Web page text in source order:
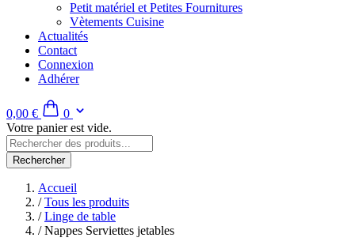
Petit matériel et Petites Fournitures
Vètements Cuisine
Actualités
Contact
Connexion
Adhérer
0,00 €
0
Votre panier est vide.
Rechercher
Accueil
/ Tous les produits
/ Linge de table
/Nappes Serviettes jetables